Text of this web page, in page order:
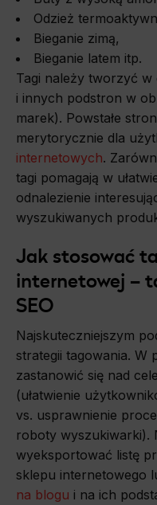
Odzież
Bieganie zimą,
Bieganie latem itp.
Tagi należy tworzyć w
i innych podstron w
marek). Powstałe
merytorycznie dla
internetowych.
tagi pomagają w
odnalezienie
wyszukiwanych
Jak stosować
internetowej –
SEO
Najskuteczniejszym
strategii tagowania.
zastanowić się nad
(ułatwienie
vs. usprawnienie
roboty wyszukiwarki).
wyeksportować listę
sklepu internetowego
na blogu i na ich